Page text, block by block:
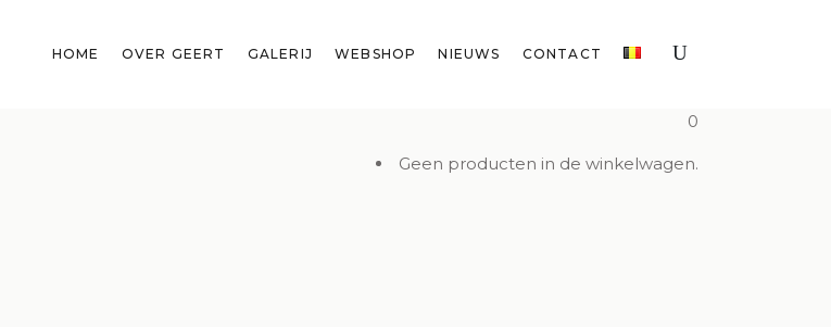
HOME OVER GEERT GALERIJ WEBSHOP NIEUWS CONTACT
0
Geen producten in de winkelwagen.